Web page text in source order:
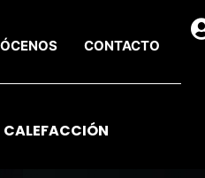
CONTACTO
CALEFACCIÓN